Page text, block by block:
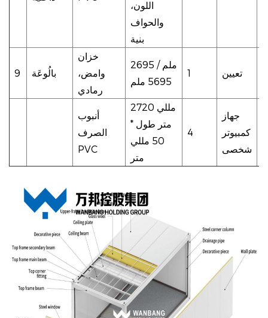
اللون،
والحواف
بنية
9 بالُوعَة
خزان
وامض،
رمادي
2695 ملم /
5695 ملم
1 تعيين
أنبوب
الصرف
PVC
2720 مللي
متر طول *
50 مللي
متر
4
جهاز
كمبيوتر
شخصى